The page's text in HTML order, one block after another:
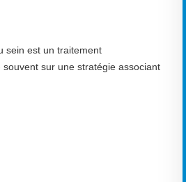
sein est un traitement
sur une stratégie associant